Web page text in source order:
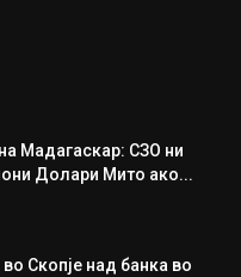
Мадагаскар: СЗО ни
Долари Мито ако...
Скопје над банка во